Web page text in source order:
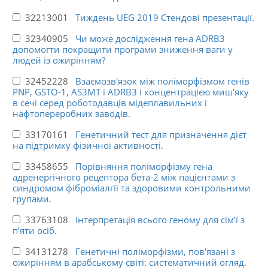
32213001 Тиждень UEG 2019 Стендові презентації.
32340905 Чи може дослідження гена ADRB3
допомогти покращити програми зниження ваги у
людей із ожирінням?
32452228 Взаємозв'язок між поліморфізмом генів
PNP, GSTO-1, AS3MT і ADRB3 і концентрацією миш'яку
в сечі серед роботодавців мідеплавильних і
нафтопереробних заводів.
33170161 Генетичний тест для призначення дієт
на підтримку фізичної активності.
33458655 Порівняння поліморфізму гена
адренергічного рецептора бета-2 між пацієнтами з
синдромом фіброміалгії та здоровими контрольними
групами.
33763108 Інтерпретація всього геному для сім’ї з
п’яти осіб.
34131278 Генетичні поліморфізми, пов'язані з
ожирінням в арабському світі: систематичний огляд.